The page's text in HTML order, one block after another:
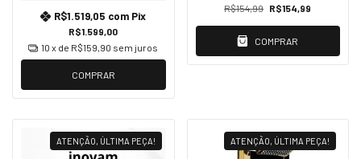
R$1.599,00
R$1.519,05 com Pix
10 x de R$159,90 sem juros
COMPRAR
R$154,99 R$154,99
COMPRAR
ATENÇÃO, ÚLTIMA PEÇA! ATENÇÃO, ÚLTIMA PEÇA!